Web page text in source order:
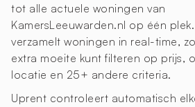
tot alle actuele woningen van
KamersLeeuwarden.nl op één
verzamelt woningen in real-time,
extra moeite kunt filteren op prijs,
locatie en 25+ andere criteria.
Uprent controleert automatisch